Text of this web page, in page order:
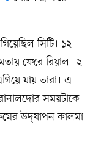
সিটি। ১২
ফেরে রিয়াল। ২
যায় তারা। এ
সময়টাকে
উদ্‌যাপন কালমা